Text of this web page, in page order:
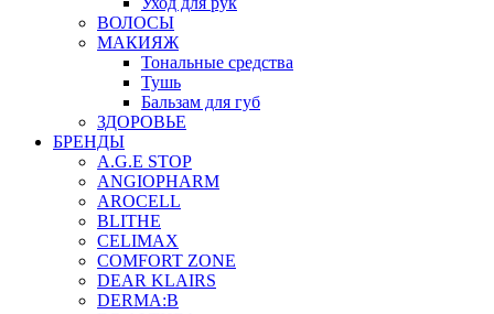
ВОЛОСЫ
МАКИЯЖ
Тональные средства
Тушь
Бальзам для губ
ЗДОРОВЬЕ
БРЕНДЫ
A.G.E STOP
ANGIOPHARM
AROCELL
BLITHE
CELIMAX
COMFORT ZONE
DEAR KLAIRS
DERMA:B